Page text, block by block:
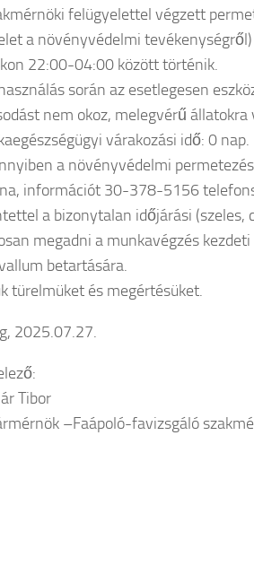
felügyelettel végzett
a növényvédelmi
22:00-04:00 között történik.
során az esetlegesen
nem okoz, melegvérű
várakozási idő: 0 nap.
a növényvédelmi
információt 30-378-5156
a bizonytalan időjárási (szeles,
megadni a munkavégzés
betartására.
türelmüket és megértésüket.
2025.07.27.
Tibor
–Faápoló-favizsgáló